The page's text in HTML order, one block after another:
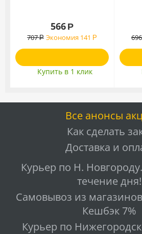
566 Р
707 Р Экономия 141 Р
Купить в 1 клик
696
Все анонсы
Как сделать
Доставка и
Курьер по Н.
течение дня!
Самовывоз из
Кешбэк 7%
Курьер по